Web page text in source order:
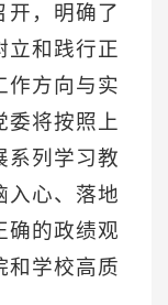
开，明确了
立和践行正
作方向与实
委将按照上
系列学习教
入心、落地
确的政绩观
和学校高质